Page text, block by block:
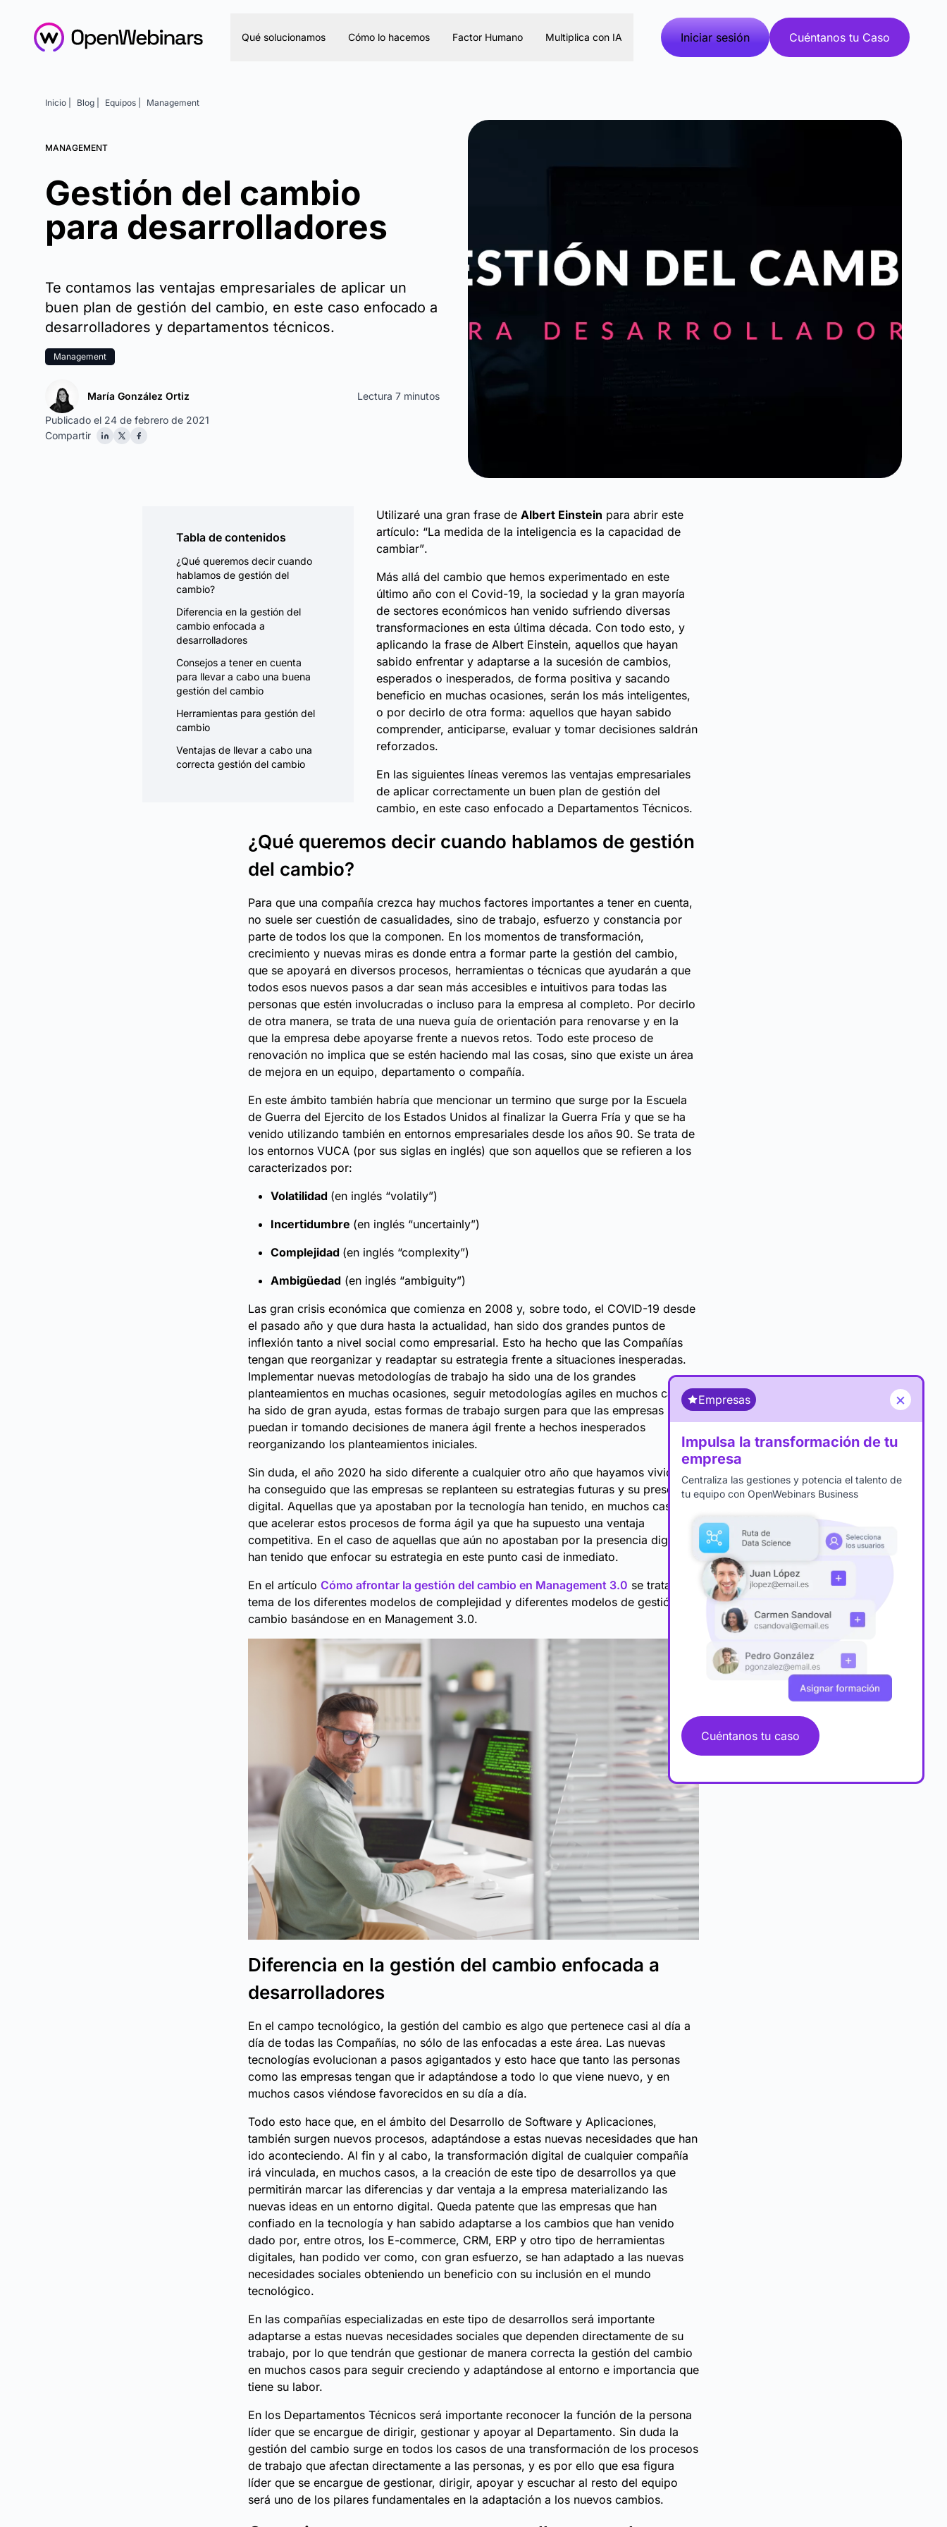
Qué solucionamos Cómo lo hacemos Factor Humano Multiplica con IA Iniciar sesión Cuéntanos tu Caso
Inicio | Blog | Equipos | Management
MANAGEMENT
Gestión del cambio
para desarrolladores
Te contamos las ventajas empresariales de aplicar un
buen plan de gestión del cambio, en este caso enfocado a
desarrolladores y departamentos técnicos.
Management
María González Ortiz
Lectura 7 minutos
Publicado el 24 de febrero de 2021
Compartir
Tabla de contenidos
¿Qué queremos decir cuando
hablamos de gestión del
cambio?
Diferencia en la gestión del
cambio enfocada a
desarrolladores
Consejos a tener en cuenta
para llevar a cabo una buena
gestión del cambio
Herramientas para gestión del
cambio
Ventajas de llevar a cabo una
correcta gestión del cambio
Utilizaré una gran frase de Albert Einstein para abrir este
artículo: “La medida de la inteligencia es la capacidad de
cambiar”.
Más allá del cambio que hemos experimentado en este
último año con el Covid-19, la sociedad y la gran mayoría
de sectores económicos han venido sufriendo diversas
transformaciones en esta última década. Con todo esto, y
aplicando la frase de Albert Einstein, aquellos que hayan
sabido enfrentar y adaptarse a la sucesión de cambios,
esperados o inesperados, de forma positiva y sacando
beneficio en muchas ocasiones, serán los más inteligentes,
o por decirlo de otra forma: aquellos que hayan sabido
comprender, anticiparse, evaluar y tomar decisiones saldrán
reforzados.
En las siguientes líneas veremos las ventajas empresariales
de aplicar correctamente un buen plan de gestión del
cambio, en este caso enfocado a Departamentos Técnicos.
¿Qué queremos decir cuando hablamos de gestión
del cambio?
Para que una compañía crezca hay muchos factores importantes a tener en cuenta,
no suele ser cuestión de casualidades, sino de trabajo, esfuerzo y constancia por
parte de todos los que la componen. En los momentos de transformación,
crecimiento y nuevas miras es donde entra a formar parte la gestión del cambio,
que se apoyará en diversos procesos, herramientas o técnicas que ayudarán a que
todos esos nuevos pasos a dar sean más accesibles e intuitivos para todas las
personas que estén involucradas o incluso para la empresa al completo. Por decirlo
de otra manera, se trata de una nueva guía de orientación para renovarse y en la
que la empresa debe apoyarse frente a nuevos retos. Todo este proceso de
renovación no implica que se estén haciendo mal las cosas, sino que existe un área
de mejora en un equipo, departamento o compañía.
En este ámbito también habría que mencionar un termino que surge por la Escuela
de Guerra del Ejercito de los Estados Unidos al finalizar la Guerra Fría y que se ha
venido utilizando también en entornos empresariales desde los años 90. Se trata de
los entornos VUCA (por sus siglas en inglés) que son aquellos que se refieren a los
caracterizados por:
Volatilidad (en inglés “volatily”)
Incertidumbre (en inglés “uncertainly”)
Complejidad (en inglés “complexity”)
Ambigüedad (en inglés “ambiguity”)
Las gran crisis económica que comienza en 2008 y, sobre todo, el COVID-19 desde
el pasado año y que dura hasta la actualidad, han sido dos grandes puntos de
inflexión tanto a nivel social como empresarial. Esto ha hecho que las Compañías
tengan que reorganizar y readaptar su estrategia frente a situaciones inesperadas.
Implementar nuevas metodologías de trabajo ha sido una de los grandes
planteamientos en muchas ocasiones, seguir metodologías agiles en muchos casos
ha sido de gran ayuda, estas formas de trabajo surgen para que las empresas
puedan ir tomando decisiones de manera ágil frente a hechos inesperados
reorganizando los planteamientos iniciales.
Sin duda, el año 2020 ha sido diferente a cualquier otro año que hayamos vivido,
ha conseguido que las empresas se replanteen su estrategias futuras y su presencia
digital. Aquellas que ya apostaban por la tecnología han tenido, en muchos casos,
que acelerar estos procesos de forma ágil ya que ha supuesto una ventaja
competitiva. En el caso de aquellas que aún no apostaban por la presencia digital
han tenido que enfocar su estrategia en este punto casi de inmediato.
En el artículo Cómo afrontar la gestión del cambio en Management 3.0 se trata el
tema de los diferentes modelos de complejidad y diferentes modelos de gestión del
cambio basándose en en Management 3.0.
Diferencia en la gestión del cambio enfocada a
desarrolladores
En el campo tecnológico, la gestión del cambio es algo que pertenece casi al día a
día de todas las Compañías, no sólo de las enfocadas a este área. Las nuevas
tecnologías evolucionan a pasos agigantados y esto hace que tanto las personas
como las empresas tengan que ir adaptándose a todo lo que viene nuevo, y en
muchos casos viéndose favorecidos en su día a día.
Todo esto hace que, en el ámbito del Desarrollo de Software y Aplicaciones,
también surgen nuevos procesos, adaptándose a estas nuevas necesidades que han
ido aconteciendo. Al fin y al cabo, la transformación digital de cualquier compañía
irá vinculada, en muchos casos, a la creación de este tipo de desarrollos ya que
permitirán marcar las diferencias y dar ventaja a la empresa materializando las
nuevas ideas en un entorno digital. Queda patente que las empresas que han
confiado en la tecnología y han sabido adaptarse a los cambios que han venido
dado por, entre otros, los E-commerce, CRM, ERP y otro tipo de herramientas
digitales, han podido ver como, con gran esfuerzo, se han adaptado a las nuevas
necesidades sociales obteniendo un beneficio con su inclusión en el mundo
tecnológico.
En las compañías especializadas en este tipo de desarrollos será importante
adaptarse a estas nuevas necesidades sociales que dependen directamente de su
trabajo, por lo que tendrán que gestionar de manera correcta la gestión del cambio
en muchos casos para seguir creciendo y adaptándose al entorno e importancia que
tiene su labor.
En los Departamentos Técnicos será importante reconocer la función de la persona
líder que se encargue de dirigir, gestionar y apoyar al Departamento. Sin duda la
gestión del cambio surge en todos los casos de una transformación de los procesos
de trabajo que afectan directamente a las personas, y es por ello que esa figura
líder que se encargue de gestionar, dirigir, apoyar y escuchar al resto del equipo
será uno de los pilares fundamentales en la adaptación a los nuevos cambios.
Empresas ×
Impulsa la transformación de tu
empresa
Centraliza las gestiones y potencia el talento de
tu equipo con OpenWebinars Business
Cuéntanos tu caso